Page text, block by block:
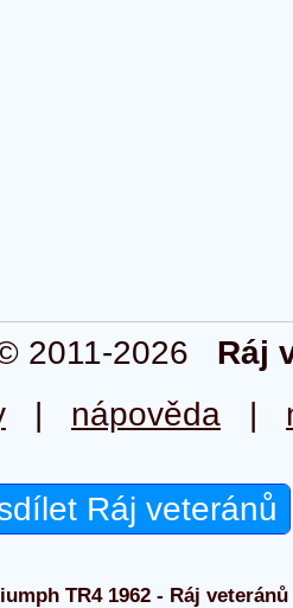
2011-2026 Ráj
| nápověda |
Ráj veteránů
TR4 1962 - Ráj